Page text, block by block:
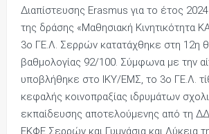
Διαπίστευσης Erasmus για το έτος
της δράσης «Μαθησιακή Κινητικότητα
3ο ΓΕ.Λ. Σερρών κατατάχθηκε στη 12η
βαθμολογίας 92/100. Σύμφωνα με την
υποβλήθηκε στο ΙΚΥ/ΕΜΣ, το 3ο ΓΕ.Λ.
κεφαλής κοινοπραξίας ιδρυμάτων
εκπαίδευσης αποτελούμενης από τη
ΕΚΦΕ Σερρών και Γυμνάσια και Λύκεια